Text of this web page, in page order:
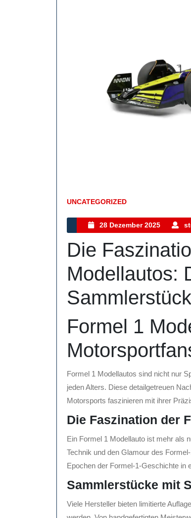
UNCATEGORIZED
Kategorie
28 Dezember 2025
28
2025
Die
Modellautos:
Formel 1
Formel 1 Modellautos sind nicht nur
jeden Alters. Diese detailgetreuen
Motorsports faszinieren mit ihrer
Die Faszination der
Ein Formel 1 Modellauto ist mehr als
Technik und den Glamour des
Epochen der Formel-1-Geschichte in
Sammlerstücke mit
Viele Hersteller bieten limitierte